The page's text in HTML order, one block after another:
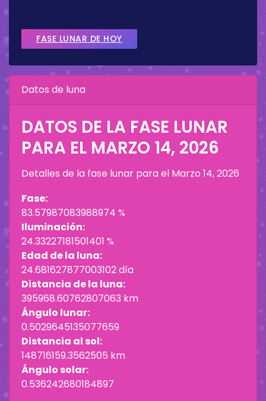
FASE LUNAR DE HOY
Datos de luna
DATOS DE LA FASE LUNAR
PARA EL MARZO 14, 2026
Detalles de la fase lunar para el Marzo 14, 2026
Fase:
83.57987083988974 %
Iluminación:
24.33227181501401 %
Edad de la luna:
24.681627877003102 día
Distancia de la luna:
395968.60762807063 km
Ángulo lunar:
0.5029645135077659
Distancia al sol:
148716159.3562505 km
Ángulo solar:
0.536242680184897